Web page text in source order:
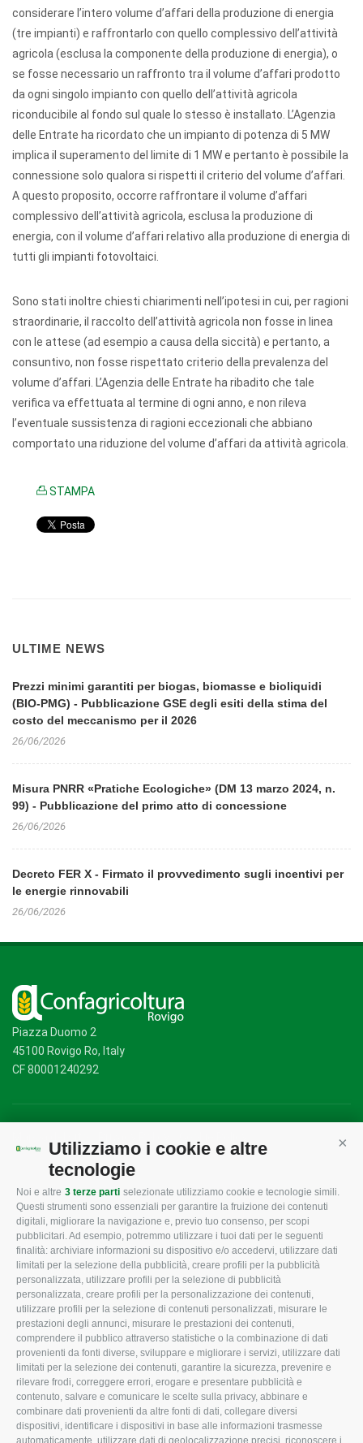
Utilizziamo i cookie e altre
tecnologie
Noi e altre 3 terze parti selezionate utilizziamo cookie e tecnologie simili.
Questi strumenti sono essenziali per garantire la fruizione dei contenuti
digitali, migliorare la navigazione e, previo tuo consenso, per scopi
pubblicitari. Ad esempio, potremmo utilizzare i tuoi dati per le seguenti
finalità: archiviare informazioni su dispositivo e/o accedervi, utilizzare dati
limitati per la selezione della pubblicità, creare profili per la pubblicità
personalizzata, utilizzare profili per la selezione di pubblicità
personalizzata, creare profili per la personalizzazione dei contenuti,
utilizzare profili per la selezione di contenuti personalizzati, misurare le
prestazioni degli annunci, misurare le prestazioni dei contenuti,
comprendere il pubblico attraverso statistiche o la combinazione di dati
provenienti da fonti diverse, sviluppare e migliorare i servizi, utilizzare dati
limitati per la selezione dei contenuti, garantire la sicurezza, prevenire e
rilevare frodi, correggere errori, erogare e presentare pubblicità e
contenuto, salvare e comunicare le scelte sulla privacy, abbinare e
combinare dati provenienti da altre fonti di dati, collegare diversi
dispositivi, identificare i dispositivi in base alle informazioni trasmesse
automaticamente, utilizzare dati di geolocalizzazione precisi, riconoscere i
considerare l’intero volume d’affari della produzione di energia
(tre impianti) e raffrontarlo con quello complessivo dell’attività
agricola (esclusa la componente della produzione di energia), o
se fosse necessario un raffronto tra il volume d’affari prodotto
da ogni singolo impianto con quello dell’attività agricola
riconducibile al fondo sul quale lo stesso è installato. L’Agenzia
delle Entrate ha ricordato che un impianto di potenza di 5 MW
implica il superamento del limite di 1 MW e pertanto è possibile la
connessione solo qualora si rispetti il criterio del volume d’affari.
A questo proposito, occorre raffrontare il volume d’affari
complessivo dell’attività agricola, esclusa la produzione di
energia, con il volume d’affari relativo alla produzione di energia di
tutti gli impianti fotovoltaici.
Sono stati inoltre chiesti chiarimenti nell’ipotesi in cui, per ragioni
straordinarie, il raccolto dell’attività agricola non fosse in linea
con le attese (ad esempio a causa della siccità) e pertanto, a
consuntivo, non fosse rispettato criterio della prevalenza del
volume d’affari. L’Agenzia delle Entrate ha ribadito che tale
verifica va effettuata al termine di ogni anno, e non rileva
l’eventuale sussistenza di ragioni eccezionali che abbiano
comportato una riduzione del volume d’affari da attività agricola.
STAMPA
ULTIME NEWS
Prezzi minimi garantiti per biogas, biomasse e bioliquidi
(BIO-PMG) - Pubblicazione GSE degli esiti della stima del
costo del meccanismo per il 2026
26/06/2026
Misura PNRR «Pratiche Ecologiche» (DM 13 marzo 2024, n.
99) - Pubblicazione del primo atto di concessione
26/06/2026
Decreto FER X - Firmato il provvedimento sugli incentivi per
le energie rinnovabili
26/06/2026
Piazza Duomo 2
45100 Rovigo Ro, Italy
CF 80001240292
CONFAGRICOLTURA
ROVIGO
L'Associazione
Missione e Progetto
Organigramma aziendale
I Nostri Servizi
Uffici della Sede
provinciale
Le Sedi di Zona
Agricoltori S.r.l.
Whistleblowing
CONFAGRICOLTURA
INFORMA
Tecnico
Fiscale
Lavoro
Ambiente
Associazione
CONFAGRICOLTURA
ATTIVA
Notizie in evidenza